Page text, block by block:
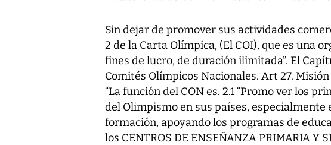
Sin dejar de promover sus actividades
2 de la Carta Olímpica, (El COI), que es una
fines de lucro, de duración ilimitada”. El
Comités Olímpicos Nacionales. Art 27.
“La función del CON es. 2.1 “Promo ver los
del Olimpismo en sus países,
formación, apoyando los programas de
los CENTROS DE ENSEÑANZA PRIMARIA Y